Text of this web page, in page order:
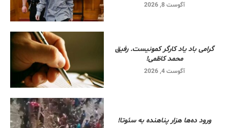
آگوست 8, 2026
گرامی باد یاد کارگر کمونیست. رفیق
محمد کاظمی!
آگوست 4, 2026
ورود ده‌ها هزار پناهنده به سئوتا!